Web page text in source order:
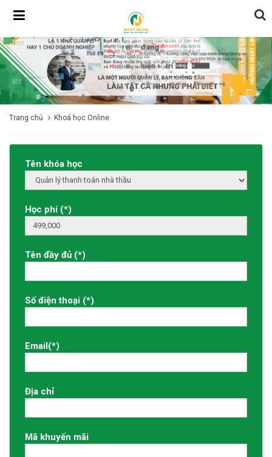
Trang chủ Khoá học Online
Tên khóa học
Học phí (*)
Tên đầy đủ (*)
Số điện thoại (*)
Email(*)
Địa chỉ
Mã khuyến mãi